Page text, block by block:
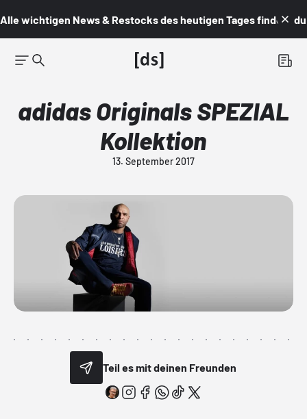
Alle wichtigen News & Restocks des heutigen Tages findest du
adidas Originals SPEZIAL
Kollektion
13. September 2017
Teil es mit deinen Freunden